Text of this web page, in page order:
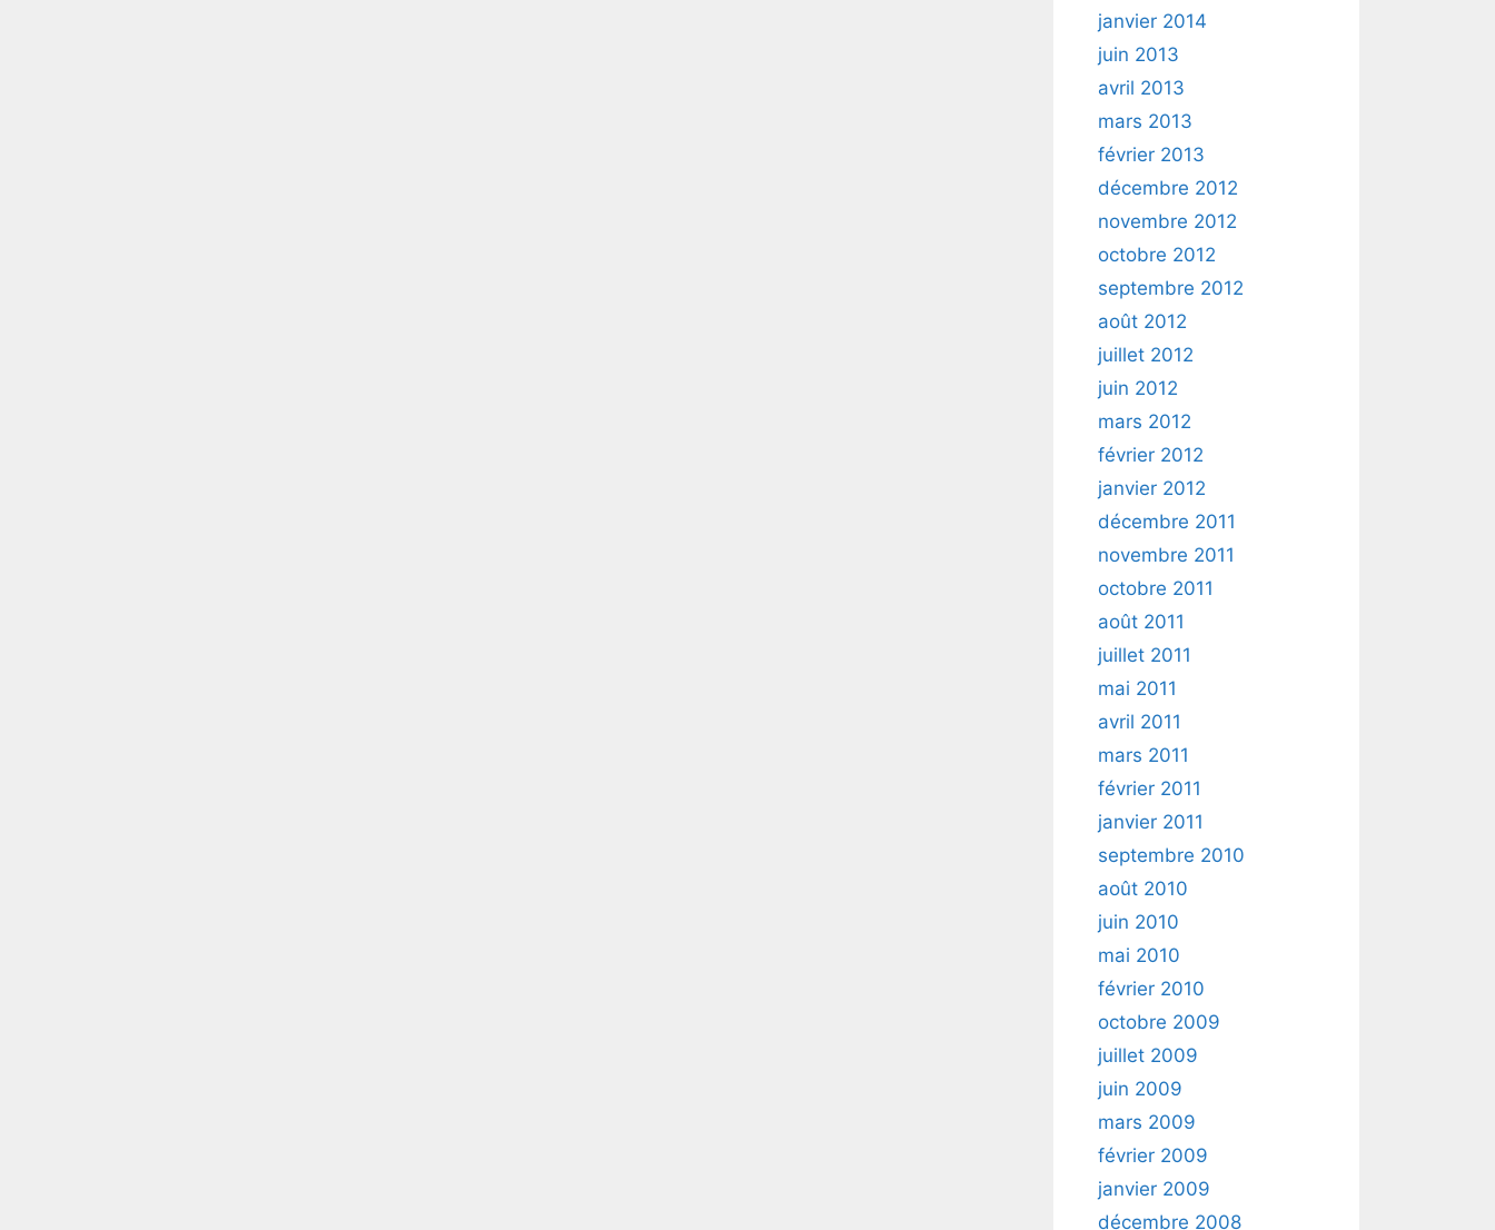
janvier 2014
juin 2013
avril 2013
mars 2013
février 2013
décembre 2012
novembre 2012
octobre 2012
septembre 2012
août 2012
juillet 2012
juin 2012
mars 2012
février 2012
janvier 2012
décembre 2011
novembre 2011
octobre 2011
août 2011
juillet 2011
mai 2011
avril 2011
mars 2011
février 2011
janvier 2011
septembre 2010
août 2010
juin 2010
mai 2010
février 2010
octobre 2009
juillet 2009
juin 2009
mars 2009
février 2009
janvier 2009
décembre 2008